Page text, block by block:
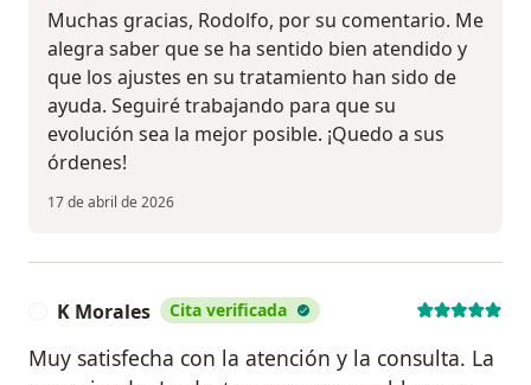
Muchas gracias, Rodolfo, por su comentario. Me
alegra saber que se ha sentido bien atendido y
que los ajustes en su tratamiento han sido de
ayuda. Seguiré trabajando para que su
evolución sea la mejor posible. ¡Quedo a sus
órdenes!
17 de abril de 2026
K Morales Cita verificada
Muy satisfecha con la atención y la consulta. La